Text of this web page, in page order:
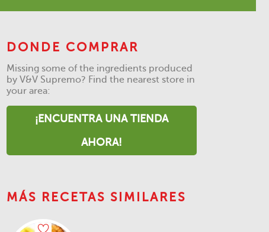
DONDE COMPRAR
Missing some of the ingredients produced
by V&V Supremo? Find the nearest store in
your area:
¡ENCUENTRA UNA TIENDA
AHORA!
MÁS RECETAS SIMILARES